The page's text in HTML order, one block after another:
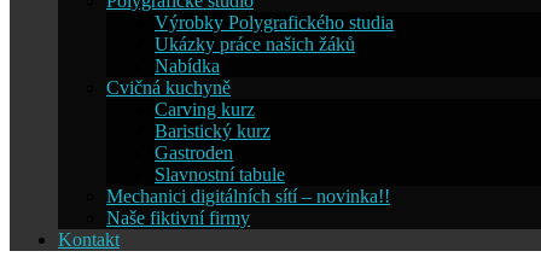
Výrobky Polygrafického studia
Ukázky práce našich žáků
Nabídka
Cvičná kuchyně
Carving kurz
Baristický kurz
Gastroden
Slavnostní tabule
Mechanici digitálních sítí – novinka!!
Naše fiktivní firmy
Kontakt